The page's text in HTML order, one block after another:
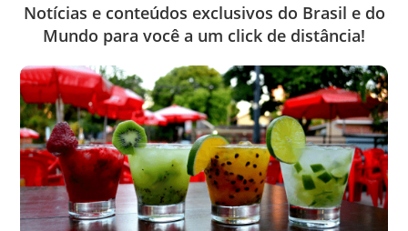
Notícias e conteúdos exclusivos do Brasil e do
Mundo para você a um click de distância!